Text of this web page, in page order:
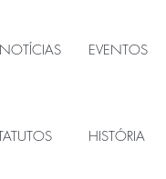
NOTÍCIAS EVENTOS
HISTÓRIA